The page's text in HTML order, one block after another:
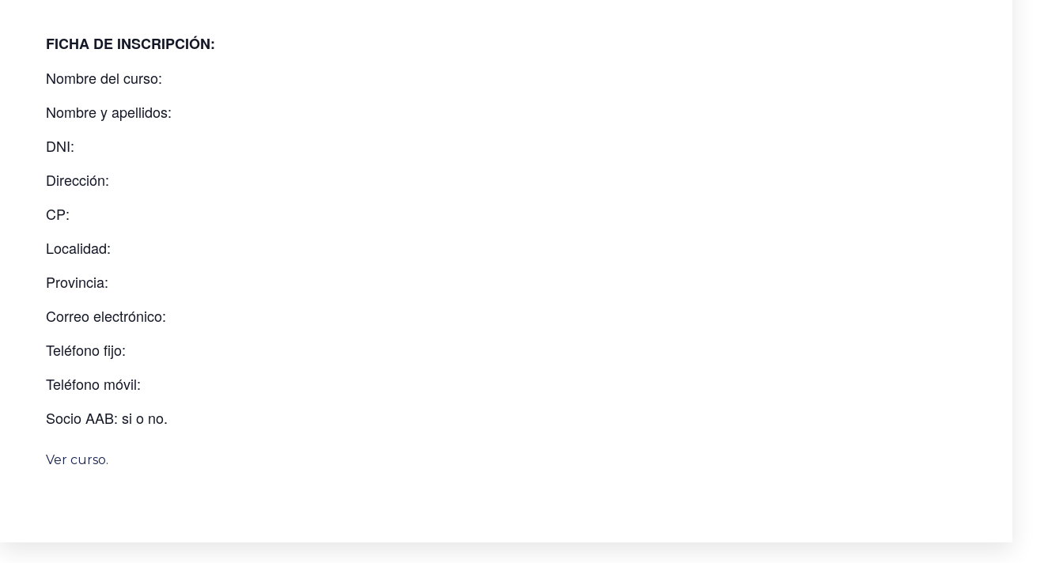
FICHA DE INSCRIPCIÓN:
Nombre del curso:
Nombre y apellidos:
DNI:
Dirección:
CP:
Localidad:
Provincia:
Correo electrónico:
Teléfono fijo:
Teléfono móvil:
Socio AAB: si o no.
Ver curso.